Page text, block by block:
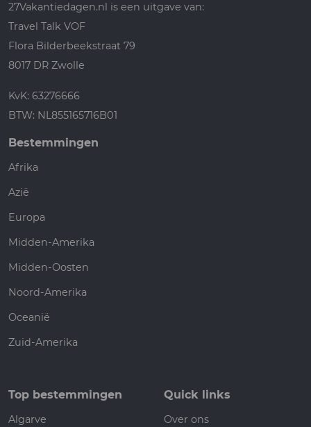
27Vakantiedagen.nl is een uitgave van:
Travel Talk VOF
Flora Bilderbeekstraat 79
8017 DR Zwolle
KvK: 63276666
BTW: NL855165716B01
Bestemmingen
Afrika
Azië
Europa
Midden-Amerika
Midden-Oosten
Noord-Amerika
Oceanië
Zuid-Amerika
Top bestemmingen
Algarve
Quick links
Over ons